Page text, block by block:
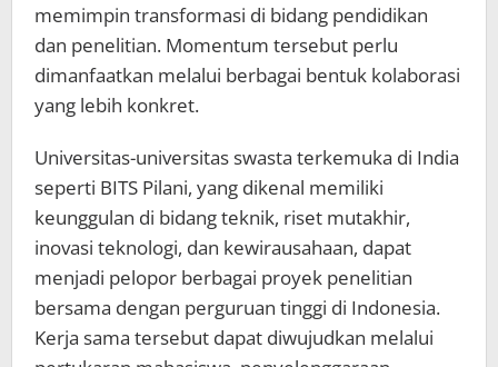
memimpin transformasi di bidang pendidikan
dan penelitian. Momentum tersebut perlu
dimanfaatkan melalui berbagai bentuk kolaborasi
yang lebih konkret.
Universitas-universitas swasta terkemuka di India
seperti BITS Pilani, yang dikenal memiliki
keunggulan di bidang teknik, riset mutakhir,
inovasi teknologi, dan kewirausahaan, dapat
menjadi pelopor berbagai proyek penelitian
bersama dengan perguruan tinggi di Indonesia.
Kerja sama tersebut dapat diwujudkan melalui